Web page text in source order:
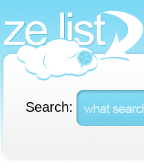
Search: